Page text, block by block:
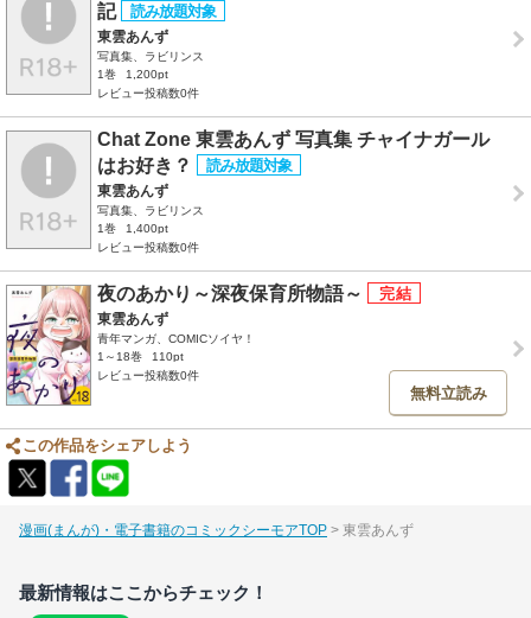
記
東雲あんず
写真集、ラビリンス
1巻
1,200pt
レビュー投稿数0件
Chat Zone 東雲あんず 写真集 チャイナガール
はお好き？
東雲あんず
写真集、ラビリンス
1巻
1,400pt
レビュー投稿数0件
夜のあかり～深夜保育所物語～
東雲あんず
青年マンガ、COMICソイヤ！
1～18巻
110pt
レビュー投稿数0件
無料立読み
この作品をシェアしよう
漫画(まんが)・電子書籍のコミックシーモアTOP 東雲あんず
最新情報はここからチェック！